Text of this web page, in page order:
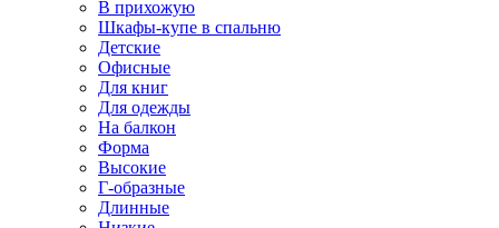
В прихожую
Шкафы-купе в спальню
Детские
Офисные
Для книг
Для одежды
На балкон
Форма
Высокие
Г-образные
Длинные